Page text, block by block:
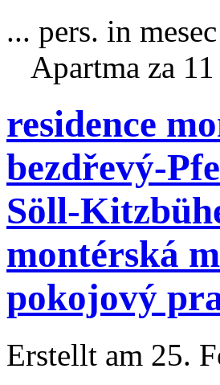
... pers. in
Apartma za
residence
bezdřevý-
Söll-
montérská
pokojový
Erstellt am 25.